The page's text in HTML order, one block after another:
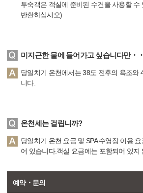
투숙객은 객실에 준비된 수건을 사용할 수
반환하십시오)
미지근한 물에 들어가고 싶습니다만・
당일치기 온천에서는 38도 전후의 욕조와
니다.
온천세는 걸립니까?
당일치기 온천 요금 및 SPA 수영장 이용
어 있습니다.객실 요금에는 포함되어 있지
예약・문의